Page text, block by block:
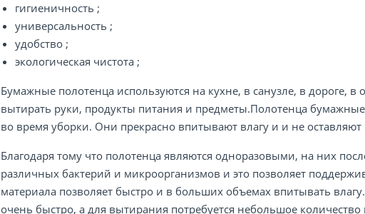
гигиеничность ;
универсальность ;
удобство ;
экологическая чистота ;
Бумажные полотенца используются на кухне, в санузле, в дороге, в
вытирать руки, продукты питания и предметы.Полотенца
во время уборки. Они прекрасно впитывают влагу и и не оставляют
Благодаря тому что полотенца являются одноразовыми, на них
различных бактерий и микроорганизмов и это позволяет
материала позволяет быстро и в больших объемах впитывать влагу.
очень быстро, а для вытирания потребуется небольшое